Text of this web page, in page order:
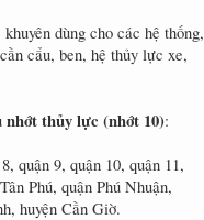
khuyên dùng cho các hệ thống,
cẩu, ben, hệ thủy lực xe,
nhớt thủy lực (nhớt 10):
quận 9, quận 10, quận 11,
Phú, quận Phú Nhuận,
huyện Cần Giờ.